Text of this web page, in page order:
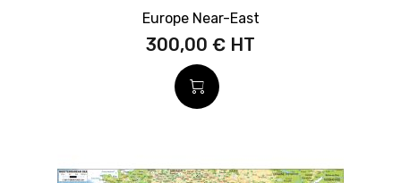
Europe Near-East
300,00 €